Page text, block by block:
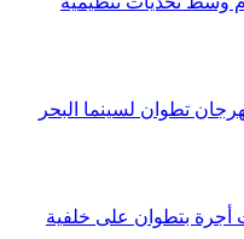
درهم لدعم الدورة الـ31 لمهرجان تطوان لسينما البحر
بتطوان على خلفية